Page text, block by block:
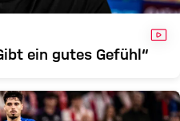
ein gutes Gefühl“